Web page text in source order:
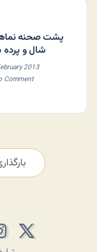
پشت صحنه
شال و پرده
2013
Comment